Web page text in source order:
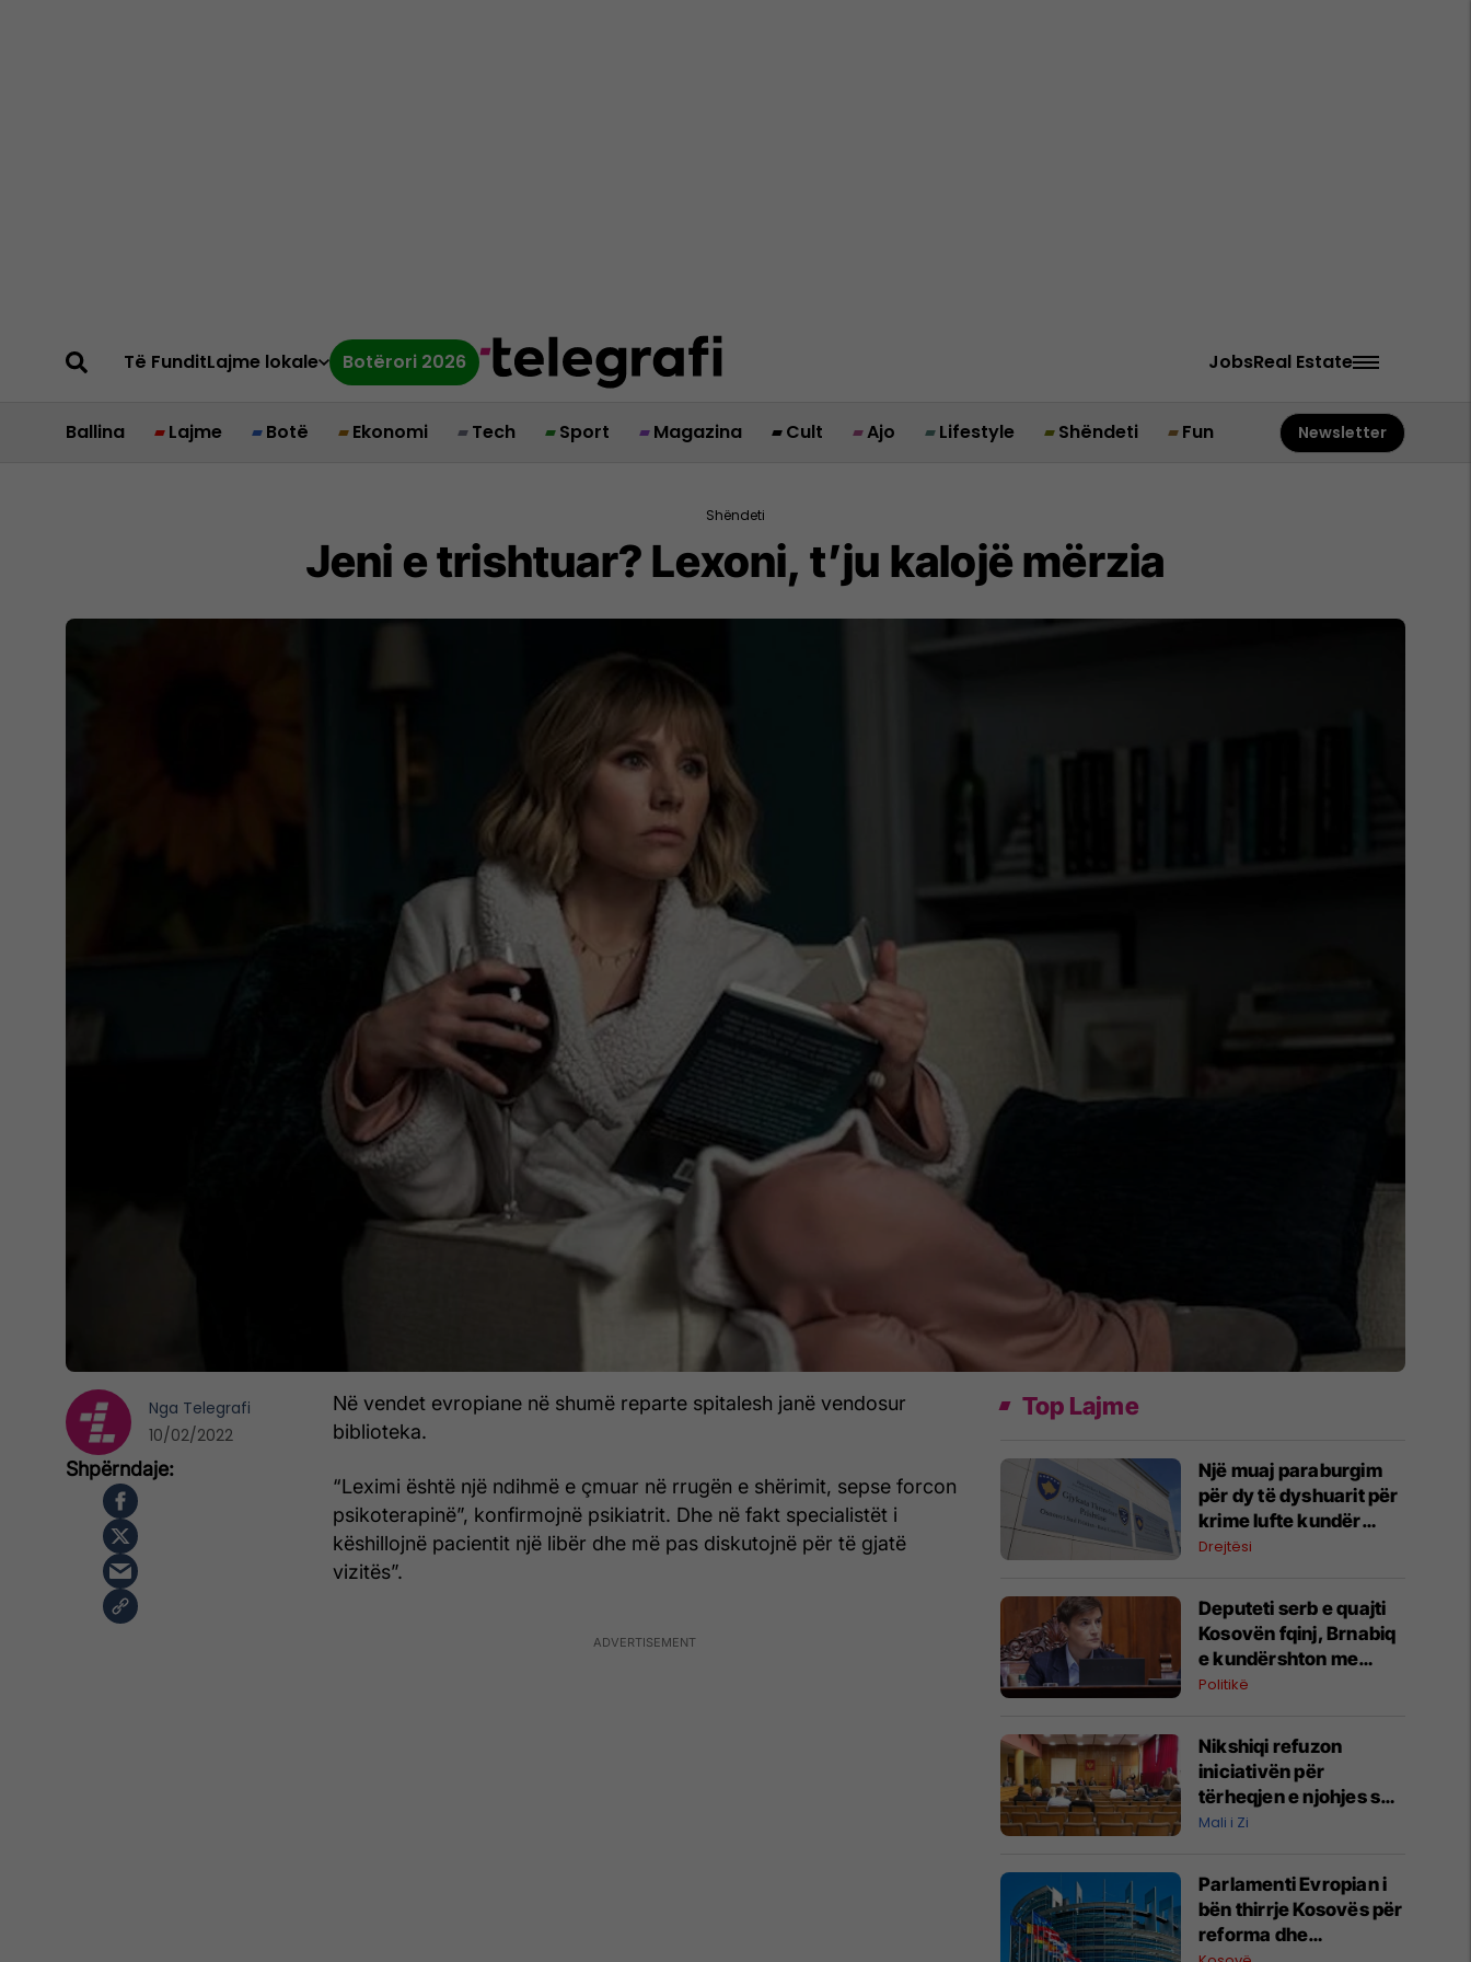
Të FunditLajme lokale Botërori 2026 JobsReal Estate
Ballina Lajme Botë Ekonomi Tech Sport Magazina Cult Ajo Lifestyle Shëndeti Fun Newsletter
Shëndeti
Jeni e trishtuar? Lexoni, t’ju kalojë mërzia
Në vendet evropiane në shumë reparte spitalesh janë vendosur
biblioteka.
“Leximi është një ndihmë e çmuar në rrugën e shërimit, sepse forcon
psikoterapinë”, konfirmojnë psikiatrit. Dhe në fakt specialistët i
këshillojnë pacientit një libër dhe më pas diskutojnë për të gjatë
vizitës”.
Nga Telegrafi
10/02/2022
Top Lajme
Një muaj paraburgim
për dy të dyshuarit për
krime lufte kundër
popullsisë civile
Drejtësi
Deputeti serb e quajti
Kosovën fqinj, Brnabiq
e kundërshton me
narrativën zyrtare të
Politikë
Nikshiqi refuzon
iniciativën për
tërheqjen e njohjes së
Kosovës
Mali i Zi
Parlamenti Evropian i
bën thirrje Kosovës për
reforma dhe